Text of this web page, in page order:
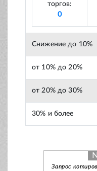
торгов:
0
Снижение до 10%
от 10% до 20%
от 20% до 30%
30% и более
Запрос